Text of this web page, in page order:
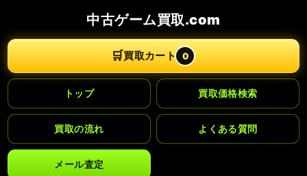
中古ゲーム買取.com
🛒買取カート 0
トップ 買取価格検索
買取の流れ よくある質問
メール査定